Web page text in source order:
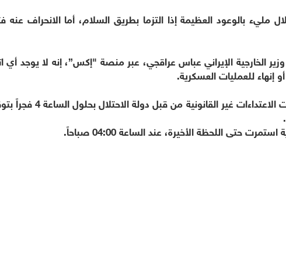
مليء بالوعود العظيمة إذا التزما بطريق السلام، أما الانحراف عنه
الخارجية الإيراني عباس عراقجي، عبر منصة "إكس”، إنه لا يوجد أي
للعمليات العسكرية.
وأوضح عراقجي أنه "في حال توقفت الاعتداءات غير القانونية من قبل
حتى اللحظة الأخيرة، عند الساعة 04:00 صباحاً.